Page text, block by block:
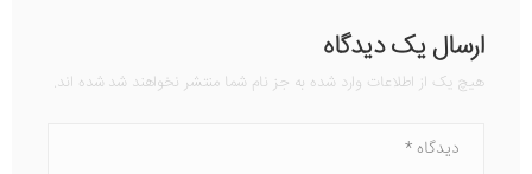
ارسال یک دیدگاه
هیچ یک از اطلاعات وارد شده به جز نام شما منتشر نخواهند شد شده اند.